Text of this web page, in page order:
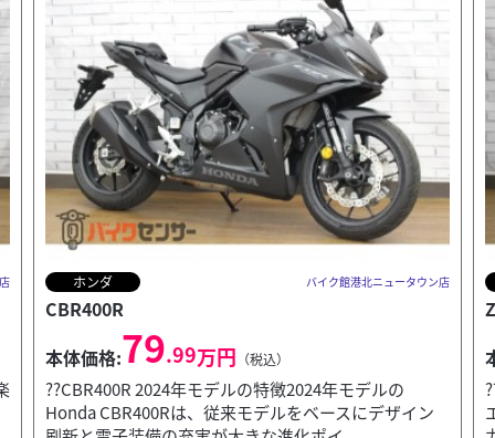
カワサキ バイク館港北ニュータウン店
ZX-4RR
本体価格:109.99万円（税込）
??Ninja ZX-4RR 2024年モデルの特徴399cc直列4気筒
エンジンが生み出す高回転サウンドと爽快な加速が魅